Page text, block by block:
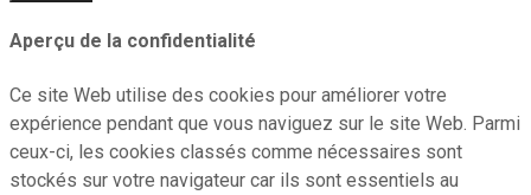
Aperçu de la confidentialité
Ce site Web utilise des cookies pour améliorer votre
expérience pendant que vous naviguez sur le site Web. Parmi
ceux-ci, les cookies classés comme nécessaires sont
stockés sur votre navigateur car ils sont essentiels au